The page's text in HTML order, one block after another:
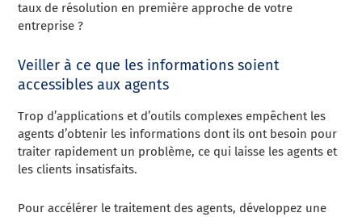
taux de résolution en première approche de votre
entreprise ?
Veiller à ce que les informations soient
accessibles aux agents
Trop d’applications et d’outils complexes empêchent les
agents d’obtenir les informations dont ils ont besoin pour
traiter rapidement un problème, ce qui laisse les agents et
les clients insatisfaits.
Pour accélérer le traitement des agents, développez une